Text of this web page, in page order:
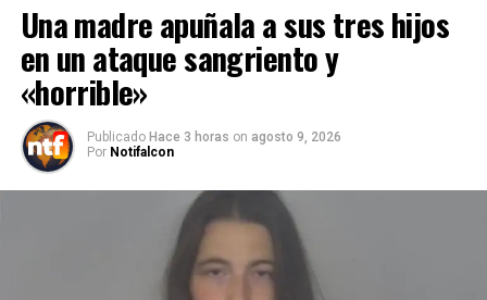
Una madre apuñala a sus tres hijos
en un ataque sangriento y
«horrible»
Publicado Hace 3 horas on agosto 9, 2026
Por Notifalcon